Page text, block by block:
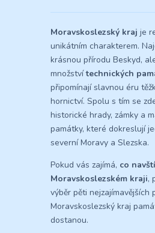
Moravskoslezský kraj je
unikátním charakterem.
krásnou přírodu Beskyd,
množstvítechnických
připomínají slavnou éru
hornictví. Spolu s tím se
historické hrady, zámky a
památky, které dokreslují
severní Moravy a Slezska.
Pokud vás zajímá, co
Moravskoslezském kraji,
výběr pěti nejzajímavějších
Moravskoslezský kraj
dostanou.